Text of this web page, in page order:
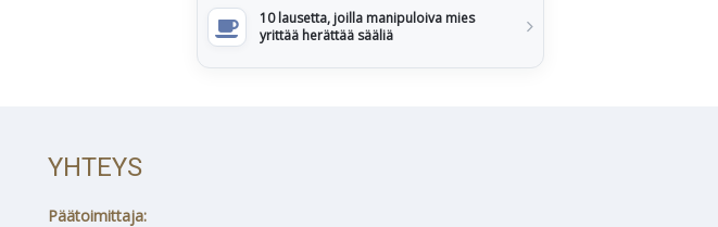
10 lausetta, joilla manipuloiva mies
yrittää herättää sääliä
YHTEYS
Päätoimittaja: